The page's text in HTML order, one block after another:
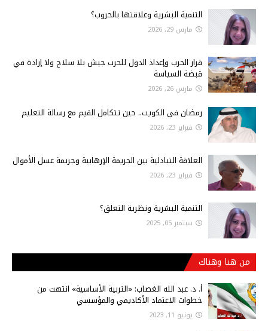
التنمية البشرية وعلاقتها بالحروب؟
مارس 29, 2026
قرار الحرب وإعداد الدول للحرب جيش بلا سلاح ولا إرادة في
قبضة السياسة
مارس 26, 2026
رمضان في الكويت.. حين تتكامل القيم مع رسالة التعليم
فبراير 23, 2026
العلاقة التبادلية بين الجريمة الإرهابية وجريمة غسل الأموال
فبراير 23, 2026
التنمية البشرية ونظرية التعلق؟
سبتمبر 05, 2025
من هنا وهناك
أ‌. د. عبد الله الغصاب: «التربية الأساسية» انتهت من
خطوات الاعتماد الأكاديمي والمؤسسي
يونيو 11, 2023